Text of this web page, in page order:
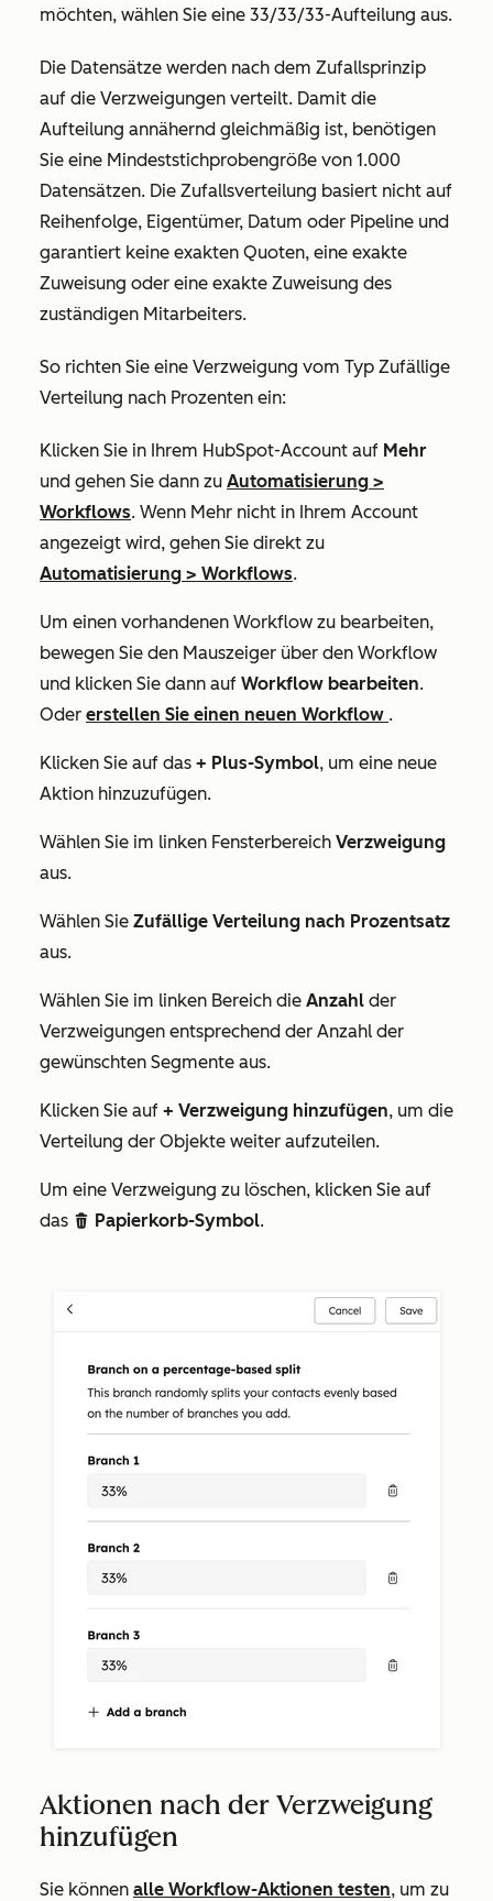
möchten, wählen Sie eine 33/33/33-Aufteilung aus.
Die Datensätze werden nach dem Zufallsprinzip
auf die Verzweigungen verteilt. Damit die
Aufteilung annähernd gleichmäßig ist, benötigen
Sie eine Mindeststichprobengröße von 1.000
Datensätzen. Die Zufallsverteilung basiert nicht auf
Reihenfolge, Eigentümer, Datum oder Pipeline und
garantiert keine exakten Quoten, eine exakte
Zuweisung oder eine exakte Zuweisung des
zuständigen Mitarbeiters.
So richten Sie eine Verzweigung vom Typ Zufällige
Verteilung nach Prozenten ein:
Klicken Sie in Ihrem HubSpot-Account auf Mehr
und gehen Sie dann zu Automatisierung >
Workflows. Wenn Mehr nicht in Ihrem Account
angezeigt wird, gehen Sie direkt zu
Automatisierung > Workflows.
Um einen vorhandenen Workflow zu bearbeiten,
bewegen Sie den Mauszeiger über den Workflow
und klicken Sie dann auf Workflow bearbeiten.
Oder erstellen Sie einen neuen Workflow .
Klicken Sie auf das + Plus-Symbol, um eine neue
Aktion hinzuzufügen.
Wählen Sie im linken Fensterbereich Verzweigung
aus.
Wählen Sie Zufällige Verteilung nach Prozentsatz
aus.
Wählen Sie im linken Bereich die Anzahl der
Verzweigungen entsprechend der Anzahl der
gewünschten Segmente aus.
Klicken Sie auf + Verzweigung hinzufügen, um die
Verteilung der Objekte weiter aufzuteilen.
Um eine Verzweigung zu löschen, klicken Sie auf
das delete Papierkorb-Symbol.
Aktionen nach der Verzweigung
hinzufügen
Sie können alle Workflow-Aktionen testen, um zu